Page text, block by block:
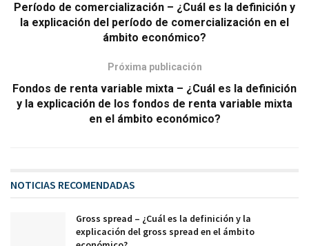
Período de comercialización – ¿Cuál es la definición y
la explicación del período de comercialización en el
ámbito económico?
Próxima publicación
Fondos de renta variable mixta – ¿Cuál es la definición
y la explicación de los fondos de renta variable mixta
en el ámbito económico?
NOTICIAS RECOMENDADAS
Gross spread – ¿Cuál es la definición y la
explicación del gross spread en el ámbito